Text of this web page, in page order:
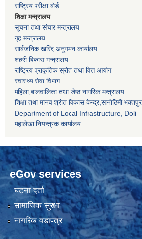
राष्ट्रिय परीक्षा बोर्ड
शिक्षा मन्त्रालय
सूचना तथा संचार मन्त्रालय
गृह मन्त्रालय
सार्बजनिक खरिद अनुगमन कार्यालय
शहरी विकास मन्त्रालय
राष्ट्रिय प्राकृतिक स्रोत तथा वित्त आयोग
स्वास्थ्य सेवा विभाग
महिला,बालवालिका तथा जेष्ठ नागरिक मन्त्रालय
शिक्षा तथा मानव श्राेत विकास केन्द्र,सानाेठिमी भक्तपुर
Department of Local Infrastructure, Doli
महालेखा नियन्त्रक कार्यालय
eGov services
घटना दर्ता
सामाजिक सुरक्षा
नागरिक वडापत्र